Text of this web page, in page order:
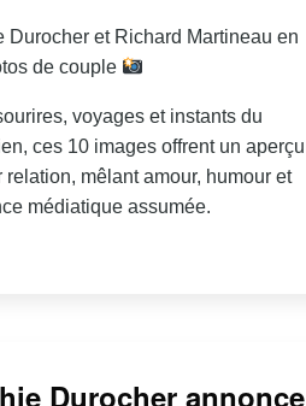
Durocher et Richard Martineau en
de couple
voyages et instants du
ces 10 images offrent un aperçu
relation, mêlant amour, humour et
médiatique assumée.
Durocher annonce